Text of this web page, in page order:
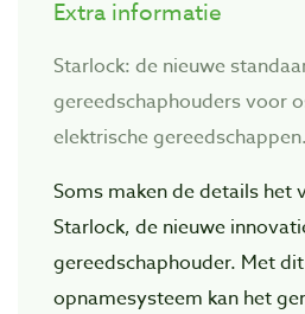
Extra informatie
Starlock: de nieuwe
gereedschaphouders voor
elektrische gereedschappen.
Soms maken de details het
Starlock, de nieuwe
gereedschaphouder. Met
opnamesysteem kan het